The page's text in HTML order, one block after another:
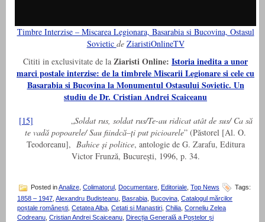
Timbre Interzise – Miscarea Legionara, Basarabia si Bucovina, Ostasul
Sovietic de ZiaristiOnlineTV
Cititi in exclusivitate de la Ziaristi Online: Istoria inedita a unor
marci postale interzise: de la timbrele Miscarii Legionare si cele cu
Basarabia si Bucovina la Monumentul Ostasului Sovietic. Un
studiu de Dr. Cristian Andrei Scaiceanu
[15] „Soldat rus, soldat rus/Te-au ridicat atât de sus/ Ca să
te vadă popoarele/ Sau fiindcă–ți put picioarele” (Păstorel [Al. O.
Teodoreanu], Bahice și politice, antologie de G. Zarafu, Editura
Victor Frunză, București, 1996, p. 34.
Posted inAnalize Colimatorul Documentare Editoriale Top News
Tags:
1858 – 1947, Alexandru Budisteanu, Basrabia, Bucovina, Catalogul mărcilor
poștale românești, Cetatea Alba, Cetati si Manastiri, Chilia, Corneliu Zelea
Codreanu, Cristian Andrei Scaiceanu, Direcția Generală a Poștelor și